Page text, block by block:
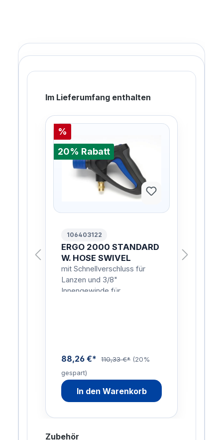
Im Lieferumfang enthalten
%
20% Rabatt
106403122
ERGO 2000 STANDARD
W. HOSE SWIVEL
mit Schnellverschluss für
Lanzen und 3/8"
Innengewinde für
88,26 €* 110,33 €* (20%
gespart)
In den Warenkorb
Zubehör